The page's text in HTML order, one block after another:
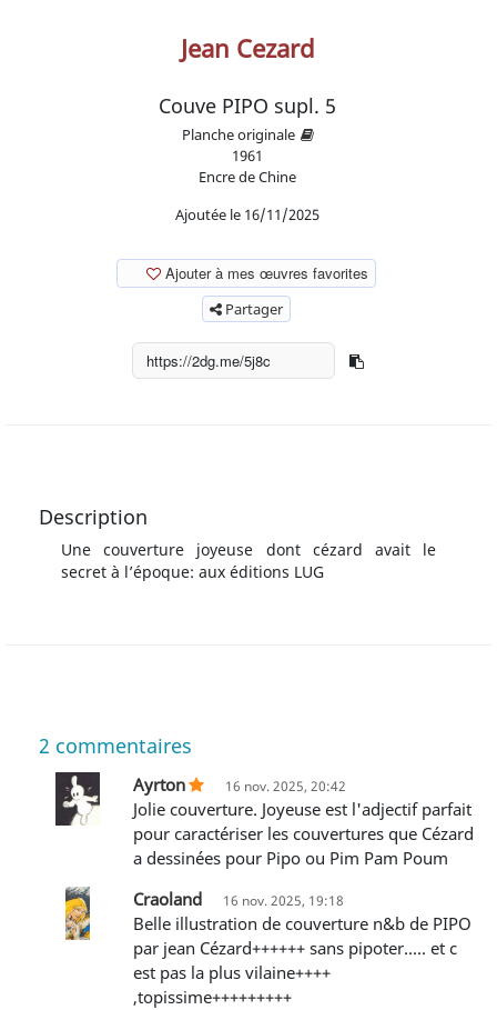
Jean Cezard
Couve PIPO supl. 5
Planche originale
1961
Encre de Chine
Ajoutée le 16/11/2025
Ajouter à mes œuvres favorites
Partager
Description
Une couverture joyeuse dont cézard avait le
secret à l’époque: aux éditions LUG
2 commentaires
Ayrton 16 nov. 2025, 20:42
Jolie couverture. Joyeuse est l'adjectif parfait
pour caractériser les couvertures que Cézard
a dessinées pour Pipo ou Pim Pam Poum
Craoland
16 nov. 2025, 19:18
Belle illustration de couverture n&b de PIPO
par jean Cézard++++++ sans pipoter..... et c
est pas la plus vilaine++++
,topissime+++++++++